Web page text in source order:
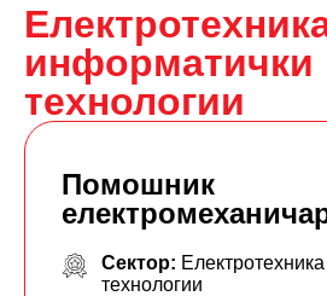
информатички
технологии
Помошник
Сектор:
технологии